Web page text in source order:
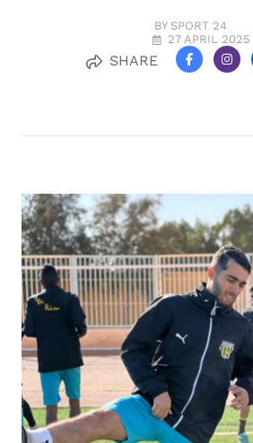
BY SPORT 24
27 APRIL 2025
SHARE